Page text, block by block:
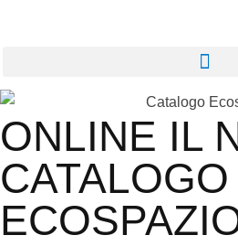
ONLINE IL
CATALOGO